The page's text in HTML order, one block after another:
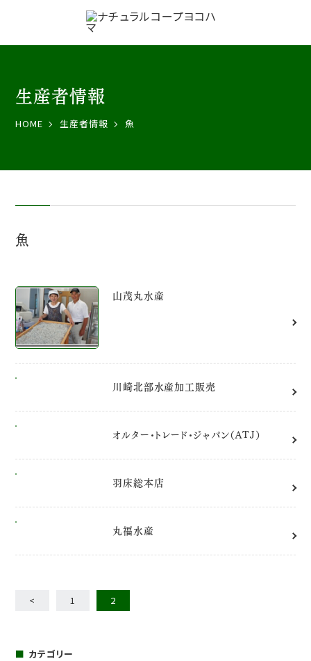
生産者情報
HOME 生産者情報 魚
カテゴリー
魚
山茂丸水産
川崎北部水産加工販売
オルター･トレード･ジャパン（ATJ）
羽床総本店
丸福水産
< 1 2